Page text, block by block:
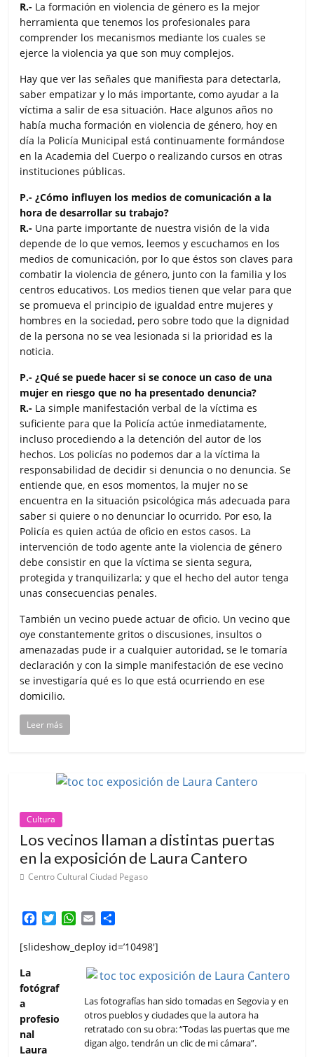
R.- La formación en violencia de género es la mejor
herramienta que tenemos los profesionales para
comprender los mecanismos mediante los cuales se
ejerce la violencia ya que son muy complejos.
Hay que ver las señales que manifiesta para detectarla,
saber empatizar y lo más importante, como ayudar a la
víctima a salir de esa situación. Hace algunos años no
había mucha formación en violencia de género, hoy en
día la Policía Municipal está continuamente formándose
en la Academia del Cuerpo o realizando cursos en otras
instituciones públicas.
P.- ¿Cómo influyen los medios de comunicación a la
hora de desarrollar su trabajo?
R.- Una parte importante de nuestra visión de la vida
depende de lo que vemos, leemos y escuchamos en los
medios de comunicación, por lo que éstos son claves para
combatir la violencia de género, junto con la familia y los
centros educativos. Los medios tienen que velar para que
se promueva el principio de igualdad entre mujeres y
hombres en la sociedad, pero sobre todo que la dignidad
de la persona no se vea lesionada si la prioridad es la
noticia.
P.- ¿Qué se puede hacer si se conoce un caso de una
mujer en riesgo que no ha presentado denuncia?
R.- La simple manifestación verbal de la víctima es
suficiente para que la Policía actúe inmediatamente,
incluso procediendo a la detención del autor de los
hechos. Los policías no podemos dar a la víctima la
responsabilidad de decidir si denuncia o no denuncia. Se
entiende que, en esos momentos, la mujer no se
encuentra en la situación psicológica más adecuada para
saber si quiere o no denunciar lo ocurrido. Por eso, la
Policía es quien actúa de oficio en estos casos. La
intervención de todo agente ante la violencia de género
debe consistir en que la víctima se sienta segura,
protegida y tranquilizarla; y que el hecho del autor tenga
unas consecuencias penales.
También un vecino puede actuar de oficio. Un vecino que
oye constantemente gritos o discusiones, insultos o
amenazadas pude ir a cualquier autoridad, se le tomaría
declaración y con la simple manifestación de ese vecino
se investigaría qué es lo que está ocurriendo en ese
domicilio.
Leer más
Cultura
Los vecinos llaman a distintas puertas
en la exposición de Laura Cantero
Centro Cultural Ciudad Pegaso
F
c
o
k
T
i
e
W
a
E
a
l
m
a
t
i
r
[slideshow_deploy id=’10498′]
Las fotografías han sido tomadas en Segovia y en
otros pueblos y ciudades que la autora ha
retratado con su obra: “Todas las puertas que me
digan algo, tendrán un clic de mi cámara”.
La
fotógraf
a
profesio
nal
Laura